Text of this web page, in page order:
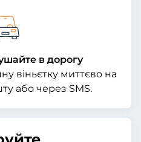
в дорогу
віньєтку миттєво на
або через SMS.